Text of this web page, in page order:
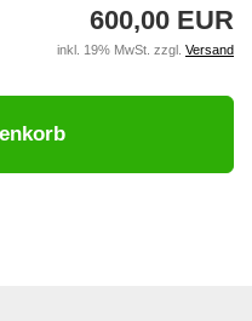
600,00 EUR
inkl. 19% MwSt. zzgl. Versand